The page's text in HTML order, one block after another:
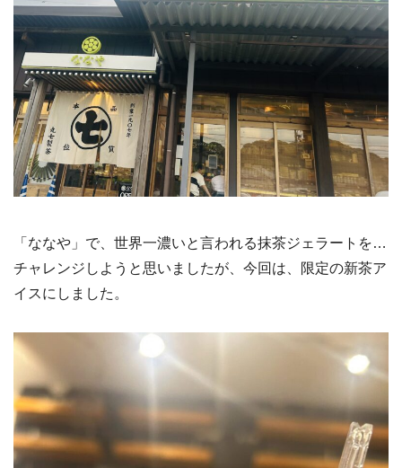
「ななや」で、世界一濃いと言われる抹茶ジェラートを…
チャレンジしようと思いましたが、今回は、限定の新茶ア
イスにしました。